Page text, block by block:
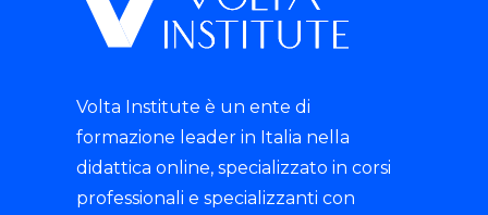
Volta Institute è un ente di
formazione leader in Italia nella
didattica online, specializzato in corsi
professionali e specializzanti con